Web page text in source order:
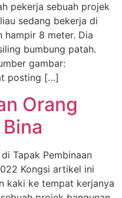
pekerja sebuah projek
sedang bekerja di
hampir 8 meter. Dia
bumbung patah.
gambar:
posting […]
Orang
Tapak Pembinaan
Kongsi artikel ini
kaki ke tempat kerjanya